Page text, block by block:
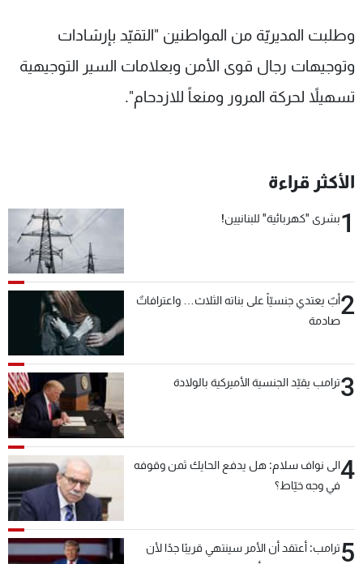
وطلبت المديريّة من المواطنين "التقيّد بإرشادات
وتوجيهات رجال قوى الأمن وبعلامات السير التوجيهية
تسهيلاً لحركة المرور ومنعاً للازدحام".
الأكثر قراءة
1بشرى "كهربائية" للبنانيين!
2أبٌ يعتدي جنسيّاً على بناته الثلاث… واعترافاتٌ
صادمة
3ترامب يقيّد الجنسية الأميركية بالولادة
4الى نواف سلام: هل يدفع الحايك ثمن وقوفه
في وجه خيّاط؟
5ترامب: أعتقد أن الأمر سينتهي قريبًا جدًا لأن